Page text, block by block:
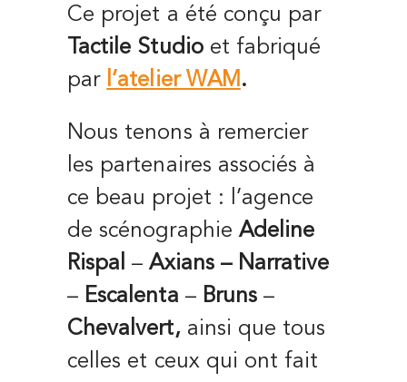
Ce projet a été conçu par
Tactile Studioet fabriqué
par l’atelier WAM.
Nous tenons à remercier
les partenaires associés à
ce beau projet : l’agence
de scénographie Adeline
Rispal –Axians – Narrative
– Escalenta – Bruns–
Chevalvert,ainsi que tous
celles et ceux qui ont fait